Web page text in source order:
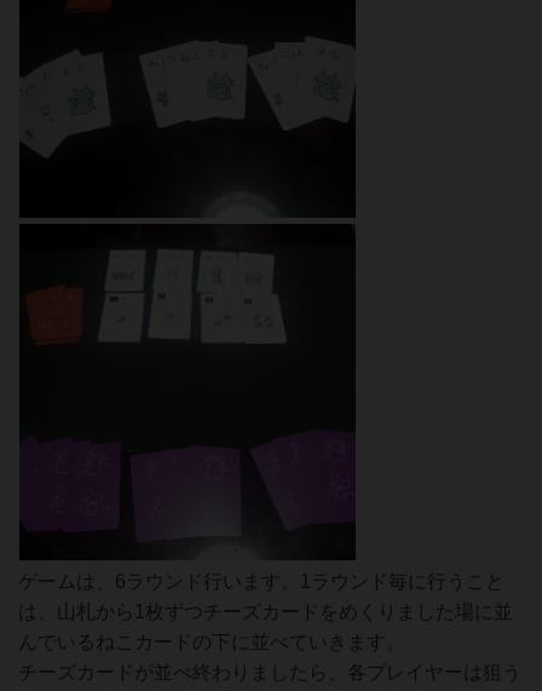
ゲームは、6ラウンド行います。1ラウンド毎に行うこと
は、山札から1枚ずつチーズカードをめくりました場に並
んでいるねこカードの下に並べていきます。
チーズカードが並べ終わりましたら、各プレイヤーは狙う